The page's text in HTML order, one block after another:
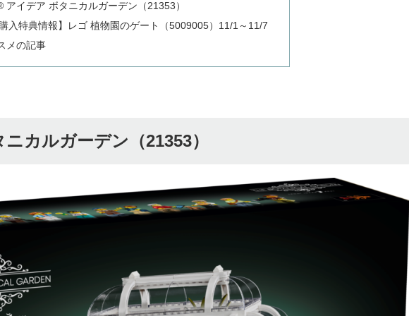
アイデア ボタニカルガーデン（21353）
購入特典情報】レゴ 植物園のゲート（5009005）11/1～11/7
メの記事
カルガーデン（21353）